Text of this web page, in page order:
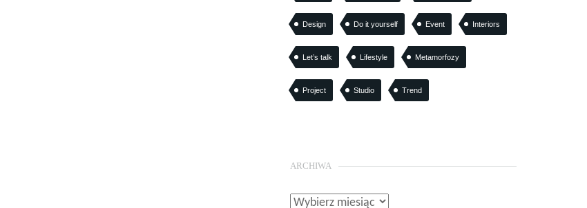
Design Do it yourself Event Interiors
Let’s talk Lifestyle Metamorfozy
Project Studio Trend
ARCHIWA